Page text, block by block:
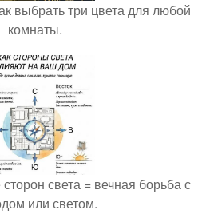
выбрать три цвета для любой
комнаты.
света = вечная борьба с
или светом.